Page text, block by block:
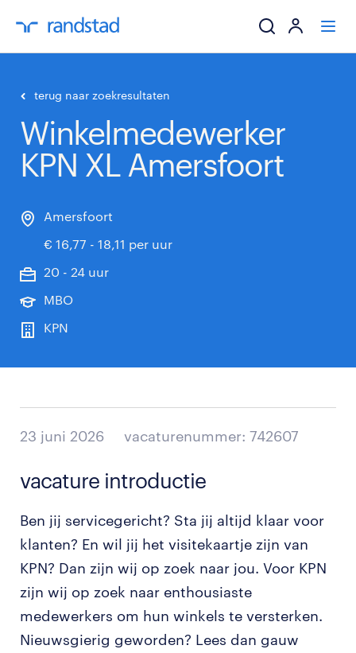
werkgevers
mijn carrière
terug naar zoekresultaten
Winkelmedewerker
KPN XL Amersfoort
Amersfoort
€ 16,77 - 18,11 per uur
20 - 24 uur
MBO
KPN
23 juni 2026 vacaturenummer: 742607
vacature introductie
Ben jij servicegericht? Sta jij altijd klaar voor
klanten? En wil jij het visitekaartje zijn van
KPN? Dan zijn wij op zoek naar jou. Voor KPN
zijn wij op zoek naar enthousiaste
medewerkers om hun winkels te versterken.
Nieuwsgierig geworden? Lees dan gauw